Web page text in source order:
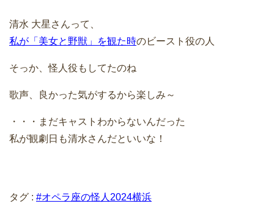
清水 大星さんって、
私が「美女と野獣」を観た時のビースト役の人
そっか、怪人役もしてたのね
歌声、良かった気がするから楽しみ～
・・・まだキャストわからないんだった
私が観劇日も清水さんだといいな！
タグ : #オペラ座の怪人2024横浜